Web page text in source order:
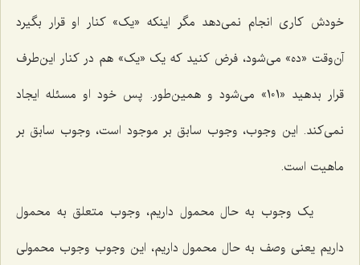
خودش کاری انجام نمی‌دهد مگر اینکه «یک» کنار او قرار بگیرد
آن‌وقت «ده» می‌شود، فرض کنید که یک «یک» هم در کنار این‌طرف
قرار بدهید «101» می‌شود و همین‌طور. پس خود او مسئله ایجاد
نمی‌کند. این وجوب، وجوب سابق بر موجود است، وجوب سابق بر
ماهیت است.
یک وجوب به حال محمول داریم، وجوب متعلق به محمول
داریم یعنی وصف به حال محمول داریم، این وجوب وجوب محمولی